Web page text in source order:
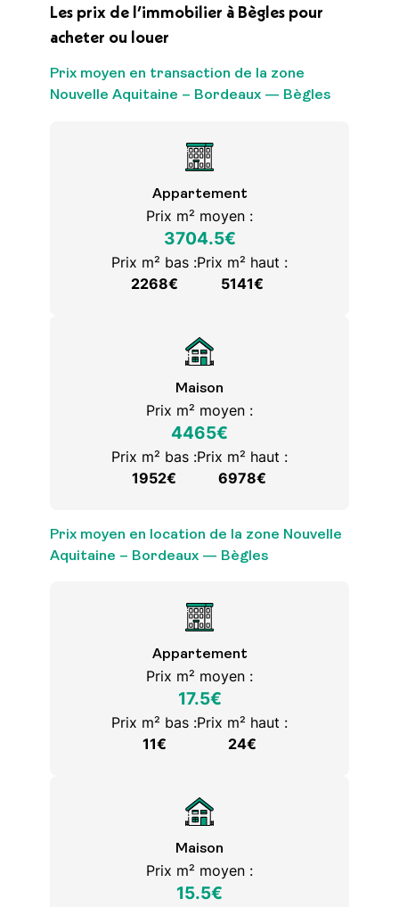
Les prix de l’immobilier à Bègles pour
acheter ou louer
Prix moyen en transaction de la zone
Nouvelle Aquitaine – Bordeaux — Bègles
Appartement
Prix m² moyen :
3704.5€
Prix m² bas :
2268€
Prix m² haut :
5141€
Maison
Prix m² moyen :
4465€
Prix m² bas :
1952€
Prix m² haut :
6978€
Prix moyen en location de la zone Nouvelle
Aquitaine – Bordeaux — Bègles
Appartement
Prix m² moyen :
17.5€
Prix m² bas :
11€
Prix m² haut :
24€
Maison
Prix m² moyen :
15.5€